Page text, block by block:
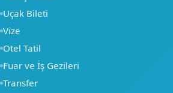
Uçak Bileti
Vize
Otel Tatil
Fuar ve İş Gezileri
Transfer